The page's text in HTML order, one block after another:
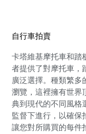
自行車拍賣
卡塔維基摩托車和踏
者提供了對摩托車，
廣泛選擇。種類繁多
瀏覽，這裡擁有世界
典到現代的不同風格
監督下進行，以確保
讓您對所購買的每件